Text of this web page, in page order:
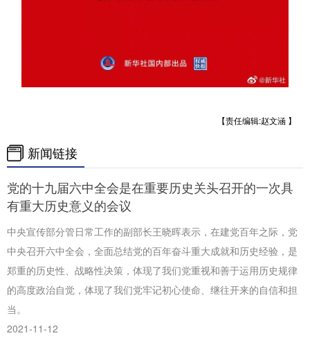
【责任编辑:赵文涵 】
新闻链接
党的十九届六中全会是在重要历史关头召开的一次具
有重大历史意义的会议
中央宣传部分管日常工作的副部长王晓晖表示，在建党百年之际，党
中央召开六中全会，全面总结党的百年奋斗重大成就和历史经验，是
郑重的历史性、战略性决策，体现了我们党重视和善于运用历史规律
的高度政治自觉，体现了我们党牢记初心使命、继往开来的自信和担
当。
2021-11-12